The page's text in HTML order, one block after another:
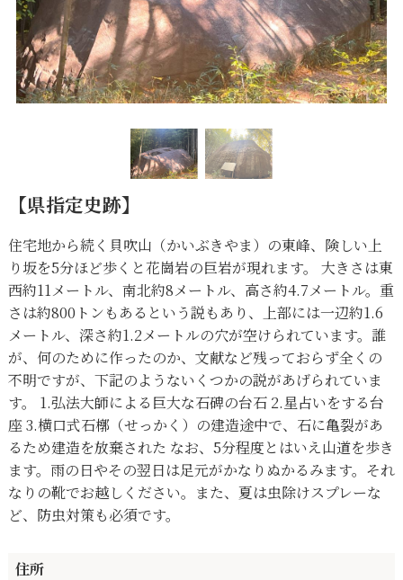
【県指定史跡】
住宅地から続く貝吹山（かいぶきやま）の東峰、険しい上
り坂を5分ほど歩くと花崗岩の巨岩が現れます。 大きさは東
西約11メートル、南北約8メートル、高さ約4.7メートル。重
さは約800トンもあるという説もあり、上部には一辺約1.6
メートル、深さ約1.2メートルの穴が空けられています。誰
が、何のために作ったのか、文献など残っておらず全くの
不明ですが、下記のようないくつかの説があげられていま
す。 1.弘法大師による巨大な石碑の台石 2.星占いをする台
座 3.横口式石槨（せっかく）の建造途中で、石に亀裂があ
るため建造を放棄された なお、5分程度とはいえ山道を歩き
ます。雨の日やその翌日は足元がかなりぬかるみます。それ
なりの靴でお越しください。また、夏は虫除けスプレーな
ど、防虫対策も必須です。
住所